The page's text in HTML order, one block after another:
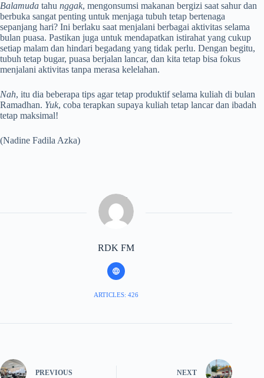
Balamuda tahu nggak, mengonsumsi makanan bergizi saat sahur dan
berbuka sangat penting untuk menjaga tubuh tetap bertenaga
sepanjang hari? Ini berlaku saat menjalani berbagai aktivitas selama
bulan puasa. Pastikan juga untuk mendapatkan istirahat yang cukup
setiap malam dan hindari begadang yang tidak perlu. Dengan begitu,
tubuh tetap bugar, puasa berjalan lancar, dan kita tetap bisa fokus
menjalani aktivitas tanpa merasa kelelahan.
Nah, itu dia beberapa tips agar tetap produktif selama kuliah di bulan
Ramadhan. Yuk, coba terapkan supaya kuliah tetap lancar dan ibadah
tetap maksimal!
(Nadine Fadila Azka)
RDK FM
ARTICLES: 426
PREVIOUS NEXT